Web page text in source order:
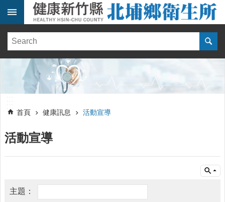
跳到主要內容區塊
健
訊
簡
便
線
首頁 健康訊息 活動宣導
活動宣導